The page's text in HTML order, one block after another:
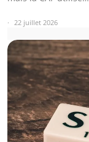
22 juillet 2026